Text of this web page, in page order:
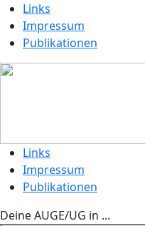
Links
Impressum
Publikationen
Links
Impressum
Publikationen
Deine AUGE/UG in ...